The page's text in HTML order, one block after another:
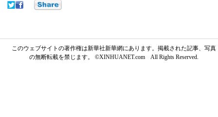
このウェブサイトの著作権は新華社新華網にあります。掲載された記事、写真
の無断転載を禁じます。 ©XINHUANET.com All Rights Reserved.